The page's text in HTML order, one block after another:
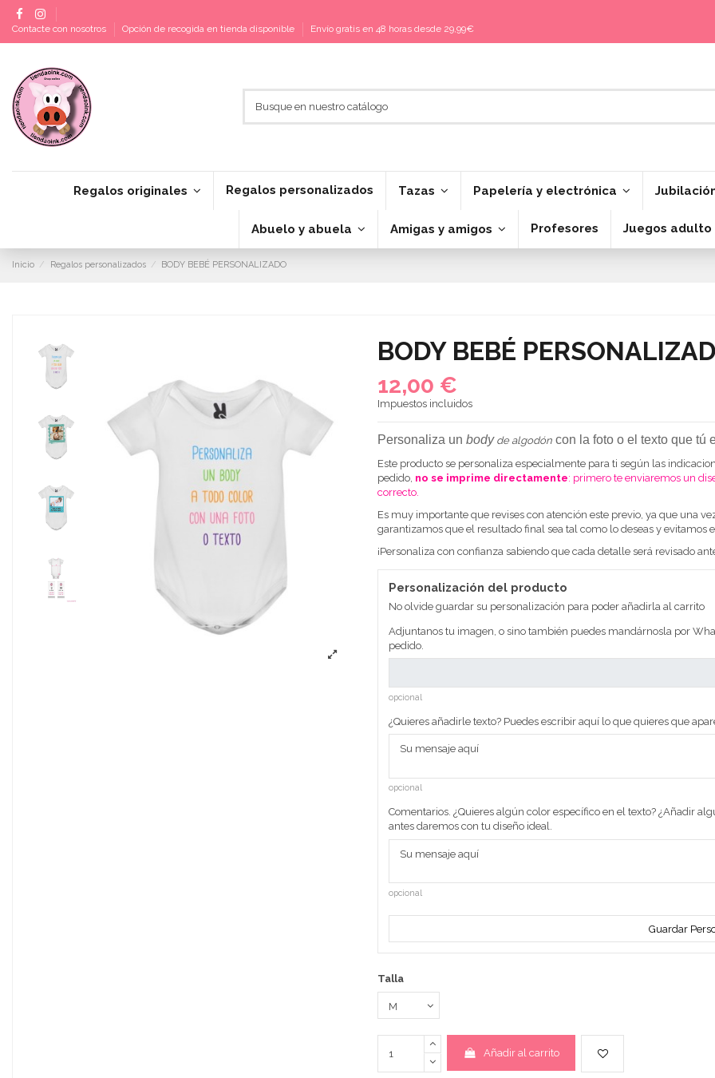
Contacte con nosotros Opción de recogida en tienda disponible Envío gratis en 48 horas desde 29,99€
Regalos originales Regalos personalizados Tazas Papelería y electrónica
Abuelo y abuela Amigas y amigos Profesores Juegos adulto
Inicio Regalos personalizados BODY BEBÉ PERSONALIZADO
BODY BEBÉ
12,00 €
Impuestos incluidos
Personaliza un bodyde algodón con la foto o el texto que tú
Este producto se personaliza especialmente para ti según las
pedido, no se imprime directamente: primero te enviaremos un
correcto.
Es muy importante que revises con atención este previo, ya que una
garantizamos que el resultado final sea tal como lo deseas y evitamos
¡Personaliza con confianza sabiendo que cada detalle será revisado
Personalización del producto
No olvide guardar su personalización para poder añadirla al carrito
Adjuntanos tu imagen, o sino también puedes mandárnosla por
pedido.
opcional
¿Quieres añadirle texto? Puedes escribir aquí lo que quieres que
opcional
Comentarios. ¿Quieres algún color específico en el texto? ¿Añadir
antes daremos con tu diseño ideal.
opcional
Guardar
Talla
Añadir al carrito